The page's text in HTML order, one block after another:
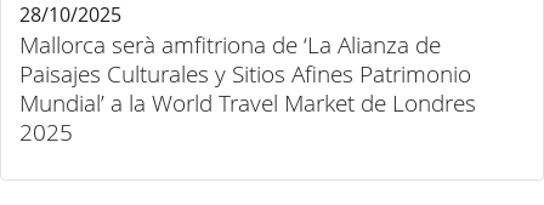
Mallorca serà amfitriona de ‘La Alianza de
Paisajes Culturales y Sitios Afines Patrimonio
Mundial’ a la World Travel Market de Londres
2025
28/10/2025